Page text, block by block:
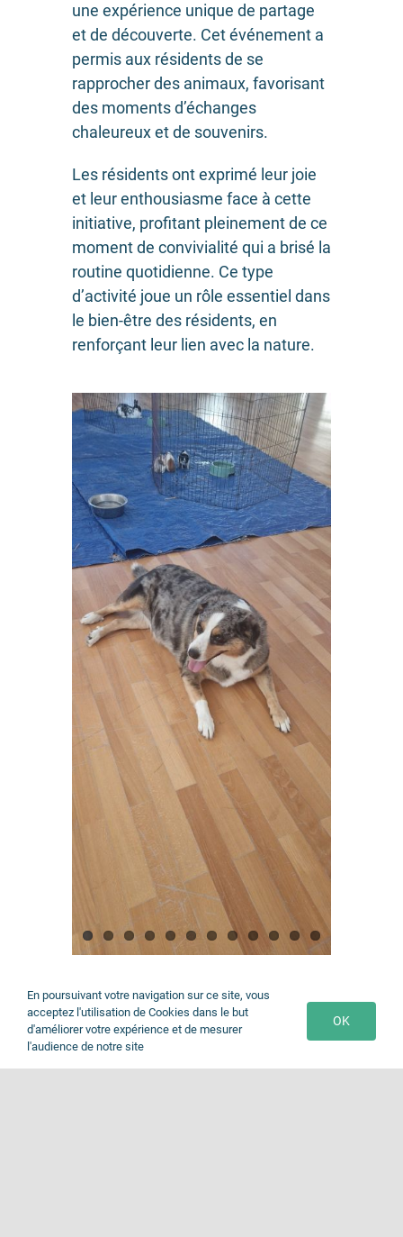
une expérience unique de partage
et de découverte. Cet événement a
permis aux résidents de se
rapprocher des animaux, favorisant
des moments d’échanges
chaleureux et de souvenirs.
Les résidents ont exprimé leur joie
et leur enthousiasme face à cette
initiative, profitant pleinement de ce
moment de convivialité qui a brisé la
routine quotidienne. Ce type
d’activité joue un rôle essentiel dans
le bien-être des résidents, en
renforçant leur lien avec la nature.
En poursuivant votre navigation sur ce site, vous
acceptez l'utilisation de Cookies dans le but
d'améliorer votre expérience et de mesurer
l'audience de notre site
OK